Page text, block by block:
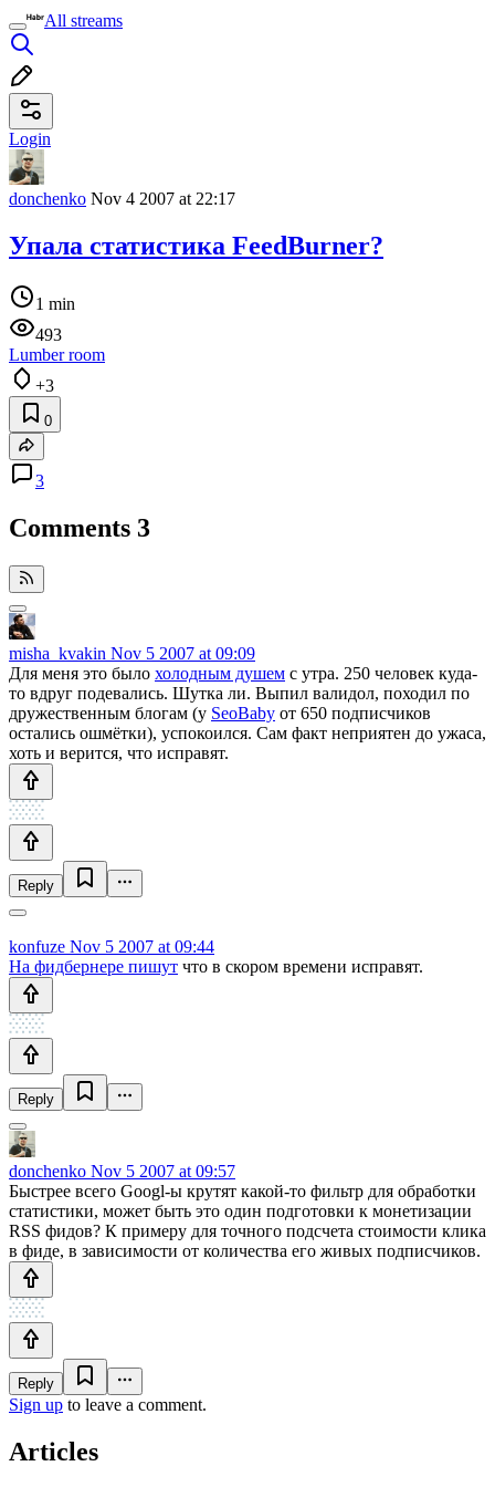
All streams
Login
donchenko Nov 4 2007 at 22:17
Упала статистика FeedBurner?
1 min
493
Lumber room
+3
0
3
Comments 3
misha_kvakin Nov 5 2007 at 09:09
Для меня это было холодным душем с утра. 250 человек куда-
то вдруг подевались. Шутка ли. Выпил валидол, походил по
дружественным блогам (у SeoBaby от 650 подписчиков
остались ошмётки), успокоился. Сам факт неприятен до ужаса,
хоть и верится, что исправят.
Reply
konfuze Nov 5 2007 at 09:44
На фидбернере пишут что в скором времени исправят.
Reply
donchenko Nov 5 2007 at 09:57
Быстрее всего Googl-ы крутят какой-то фильтр для обработки
статистики, может быть это один подготовки к монетизации
RSS фидов? К примеру для точного подсчета стоимости клика
в фиде, в зависимости от количества его живых подписчиков.
Reply
Sign up to leave a comment.
Articles